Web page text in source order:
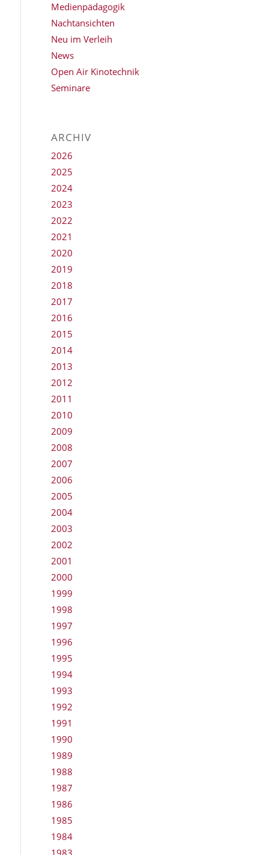
Medienpädagogik
Nachtansichten
Neu im Verleih
News
Open Air Kinotechnik
Seminare
ARCHIV
2026
2025
2024
2023
2022
2021
2020
2019
2018
2017
2016
2015
2014
2013
2012
2011
2010
2009
2008
2007
2006
2005
2004
2003
2002
2001
2000
1999
1998
1997
1996
1995
1994
1993
1992
1991
1990
1989
1988
1987
1986
1985
1984